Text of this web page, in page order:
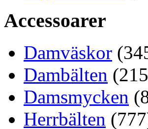
Accessoarer
Damväskor
Dambälten
Damsmycken
Herrbälten